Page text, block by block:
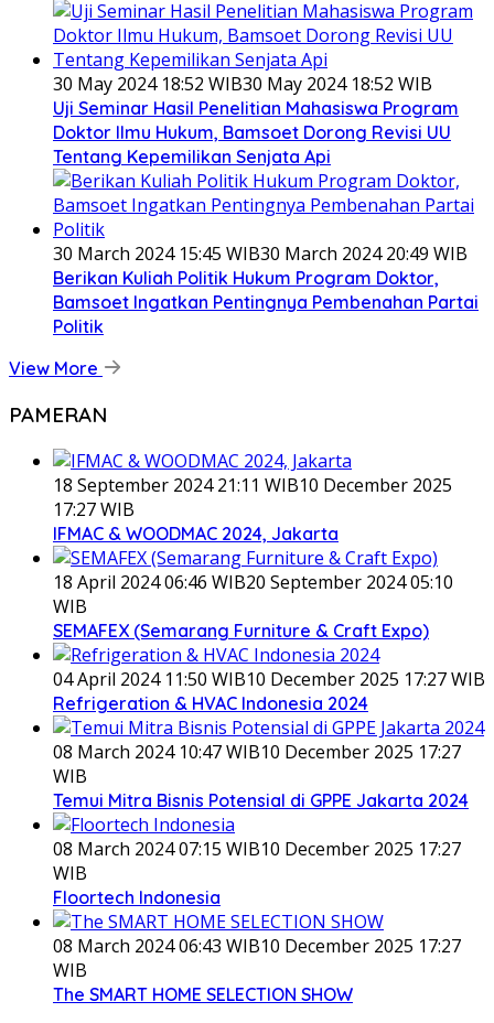
30 May 2024 18:52 WIB30 May 2024 18:52 WIB
Uji Seminar Hasil Penelitian Mahasiswa Program
Doktor Ilmu Hukum, Bamsoet Dorong Revisi UU
Tentang Kepemilikan Senjata Api
30 March 2024 15:45 WIB30 March 2024 20:49 WIB
Berikan Kuliah Politik Hukum Program Doktor,
Bamsoet Ingatkan Pentingnya Pembenahan Partai
Politik
View More
PAMERAN
18 September 2024 21:11 WIB10 December 2025
17:27 WIB
IFMAC & WOODMAC 2024, Jakarta
18 April 2024 06:46 WIB20 September 2024 05:10
WIB
SEMAFEX (Semarang Furniture & Craft Expo)
04 April 2024 11:50 WIB10 December 2025 17:27 WIB
Refrigeration & HVAC Indonesia 2024
08 March 2024 10:47 WIB10 December 2025 17:27
WIB
Temui Mitra Bisnis Potensial di GPPE Jakarta 2024
08 March 2024 07:15 WIB10 December 2025 17:27
WIB
Floortech Indonesia
08 March 2024 06:43 WIB10 December 2025 17:27
WIB
The SMART HOME SELECTION SHOW